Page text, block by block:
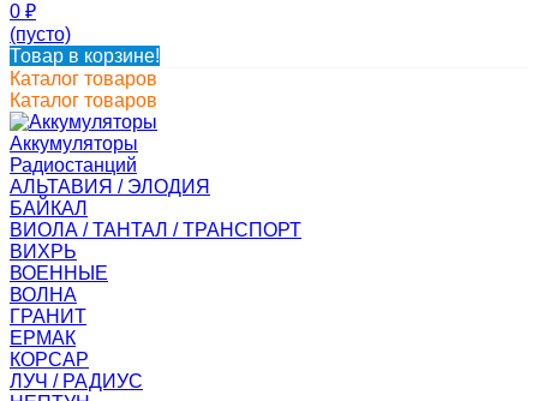
0 ₽
(пусто)
Товар в корзине!
Каталог товаров
Каталог товаров
Аккумуляторы
Радиостанций
АЛЬТАВИЯ / ЭЛОДИЯ
БАЙКАЛ
ВИОЛА / ТАНТАЛ / ТРАНСПОРТ
ВИХРЬ
ВОЕННЫЕ
ВОЛНА
ГРАНИТ
ЕРМАК
КОРСАР
ЛУЧ / РАДИУС